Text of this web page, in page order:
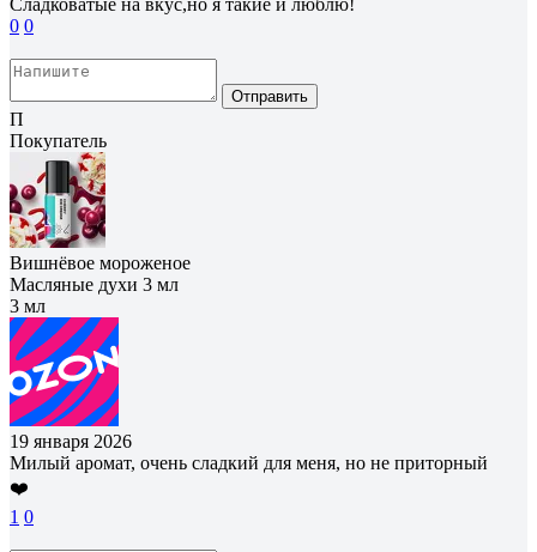
0 0
Отправить
П
Покупатель
Вишнёвое мороженое
Масляные духи 3 мл
3 мл
19 января 2026
Милый аромат, очень сладкий для меня, но не приторный
❤️
1 0